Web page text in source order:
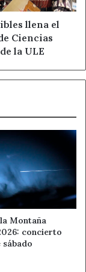
llena el
Ciencias
la ULE
Montaña
concierto